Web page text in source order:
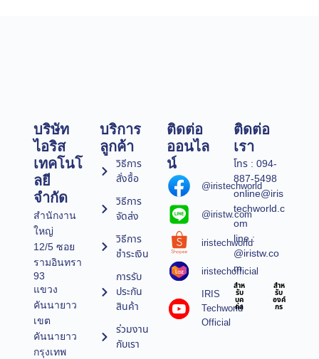
บริษัท
ไอริส
เทคโนโ
ลยี
จำกัด
สำนักงาน
ใหญ่
12/5 ซอย
รามอินทรา
93
แขวง
คันนายาว
เขต
คันนายาว
กรุงเทพ
บริการ
ลูกค้า
วิธีการ
สั่งซื้อ
วิธีการ
จัดส่ง
วิธีการ
ชำระเงิน
การรับ
ประกัน
สินค้า
ร่วมงาน
กับเรา
ติดต่อ
ออนไล
น์
@iristechworld
@iristw.com
iristechworld
iristechofficial
IRIS
Techworld
Official
ติดต่อ
เรา
โทร : 094-
887-5498
online@iris
techworld.c
om
line :
@iristw.co
m
สำห
รับ
บุค
คล
สำห
รับ
องค์
กร